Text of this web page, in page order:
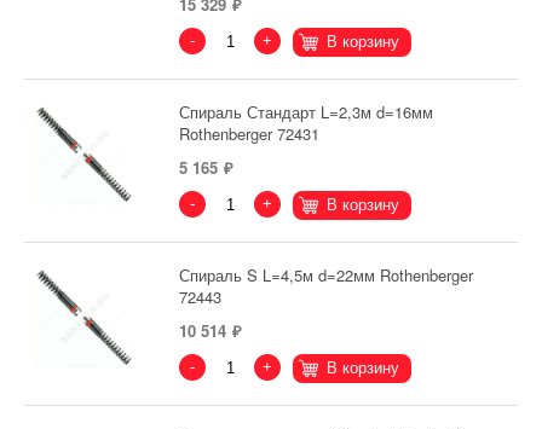
- + В корзину
Спираль Стандарт L=2,3м d=16мм
Rothenberger 72431
5 165
- + В корзину
Спираль S L=4,5м d=22мм Rothenberger
72443
10 514
- + В корзину